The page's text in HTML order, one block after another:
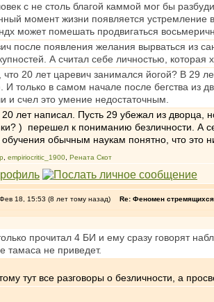
с не столь благой каммой мог бы
момент жизни появляется устремление
может помешать продвигаться
после появления желания вырваться из
А считал себе личностью, которая
20 лет царевич занимался йогой? В 29
И только в самом начале после бегства из
и счел это умение недостаточным.
лет написал. Пусть 29 убежал из дворца,
) перешел к пониманию безличности. А
обычным наукам понятно, что это
empiriocritic_1900 Рената Скот
18, 15:53 (8 лет тому назад) Re: Феномен
прочитал 4 БИ и ему сразу говорят
тамаса не приведет.
тут все разговоры о безличности, а